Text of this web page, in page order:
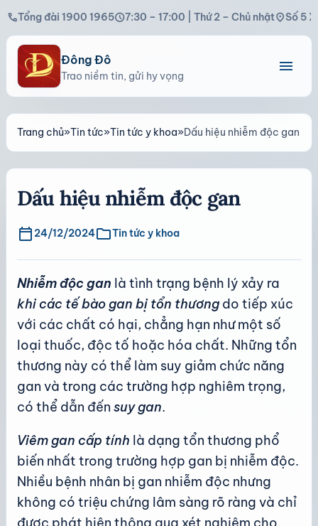
callTổng đài 1900 1965schedule7:30 – 17:00 | Thứ 2 – Chủ nhậtlocation_onSố 5
Đông Đô
Trao niềm tin, gửi hy vọng menu
Trang chủ»Tin tức»Tin tức y khoa»Dấu hiệu nhiễm độc gan
Dấu hiệu nhiễm độc gan
calendar_today 24/12/2024folderTin tức y khoa
Nhiễm độc gan là tình trạng bệnh lý xảy ra
khi các tế bào gan bị tổn thươngdo tiếp xúc
với các chất có hại, chẳng hạn như một số
loại thuốc, độc tố hoặc hóa chất. Những tổn
thương này có thể làm suy giảm chức năng
gan và trong các trường hợp nghiêm trọng,
có thể dẫn đến suy gan.
Viêm gan cấp tính là dạng tổn thương phổ
biến nhất trong trường hợp gan bị nhiễm độc.
Nhiều bệnh nhân bị gan nhiễm độc nhưng
không có triệu chứng lâm sàng rõ ràng và chỉ
được phát hiện thông qua xét nghiệm cho